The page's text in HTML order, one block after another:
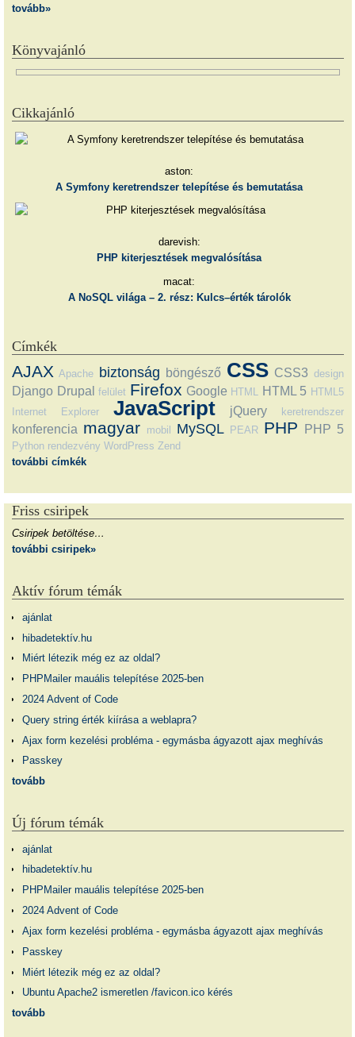
tovább»
Könyvajánló
Cikkajánló
aston:
A Symfony keretrendszer telepítése és bemutatása
darevish:
PHP kiterjesztések megvalósítása
macat:
A NoSQL világa – 2. rész: Kulcs–érték tárolók
Címkék
AJAX Apache biztonság böngésző CSS CSS3 design
Django Drupal felület Firefox Google HTML HTML 5 HTML5
Internet Explorer
JavaScript jQuery keretrendszer
konferencia magyar mobil MySQL PEAR PHP PHP 5
Python rendezvény WordPress Zend
további címkék
Friss csiripek
Csiripek betöltése…
további csiripek»
Aktív fórum témák
ajánlat
hibadetektív.hu
Miért létezik még ez az oldal?
PHPMailer mauális telepítése 2025-ben
2024 Advent of Code
Query string érték kiírása a weblapra?
Ajax form kezelési probléma - egymásba ágyazott ajax meghívás
Passkey
tovább
Új fórum témák
ajánlat
hibadetektív.hu
PHPMailer mauális telepítése 2025-ben
2024 Advent of Code
Ajax form kezelési probléma - egymásba ágyazott ajax meghívás
Passkey
Miért létezik még ez az oldal?
Ubuntu Apache2 ismeretlen /favicon.ico kérés
tovább